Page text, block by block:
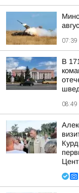
07:39
В
08:49